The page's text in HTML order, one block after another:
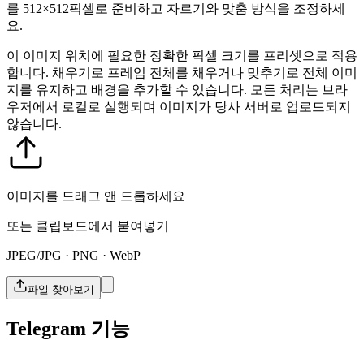
를 512×512픽셀로 준비하고 자르기와 맞춤 방식을 조정하세
요.
이 이미지 위치에 필요한 정확한 픽셀 크기를 프리셋으로 적용
합니다. 채우기로 프레임 전체를 채우거나 맞추기로 전체 이미
지를 유지하고 배경을 추가할 수 있습니다. 모든 처리는 브라
우저에서 로컬로 실행되며 이미지가 당사 서버로 업로드되지
않습니다.
이미지를 드래그 앤 드롭하세요
또는 클립보드에서 붙여넣기
JPEG/JPG · PNG · WebP
파일 찾아보기
Telegram 기능